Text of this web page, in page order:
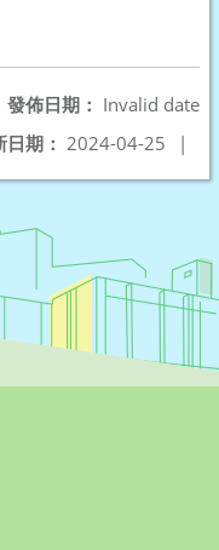
發佈日期： Invalid date
期： 2024-04-25 |